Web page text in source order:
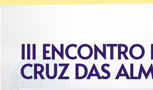
III ENCONTRO
CRUZ DAS